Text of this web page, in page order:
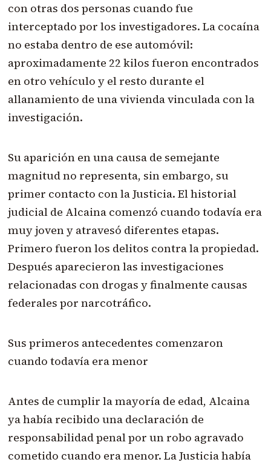
con otras dos personas cuando fue
interceptado por los investigadores. La cocaína
no estaba dentro de ese automóvil:
aproximadamente 22 kilos fueron encontrados
en otro vehículo y el resto durante el
allanamiento de una vivienda vinculada con la
investigación.
Su aparición en una causa de semejante
magnitud no representa, sin embargo, su
primer contacto con la Justicia. El historial
judicial de Alcaina comenzó cuando todavía era
muy joven y atravesó diferentes etapas.
Primero fueron los delitos contra la propiedad.
Después aparecieron las investigaciones
relacionadas con drogas y finalmente causas
federales por narcotráfico.
Sus primeros antecedentes comenzaron
cuando todavía era menor
Antes de cumplir la mayoría de edad, Alcaina
ya había recibido una declaración de
responsabilidad penal por un robo agravado
cometido cuando era menor. La Justicia había